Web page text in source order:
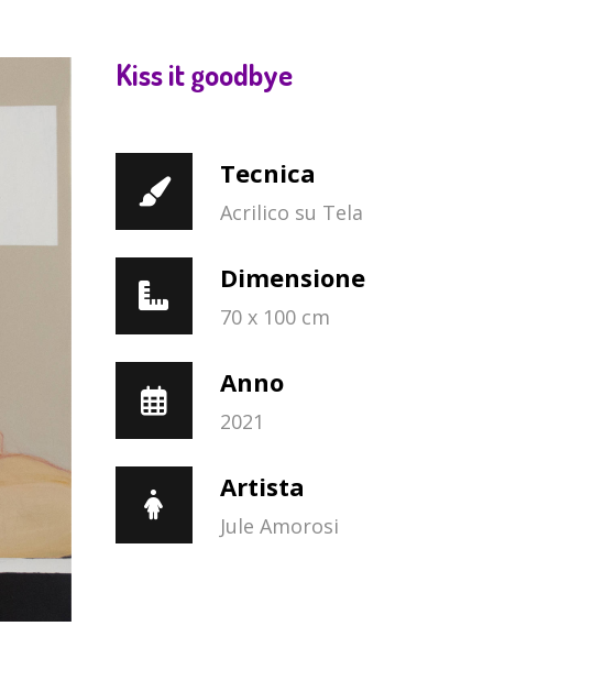
Kiss it goodbye
Tecnica
Acrilico su Tela
Dimensione
70 x 100 cm
Anno
2021
Artista
Jule Amorosi